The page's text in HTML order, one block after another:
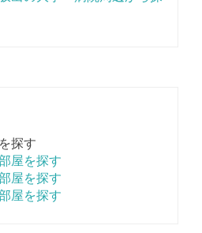
探す
屋を探す
屋を探す
屋を探す